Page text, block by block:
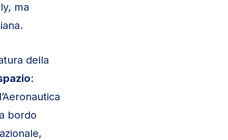
ma
della
:
bordo